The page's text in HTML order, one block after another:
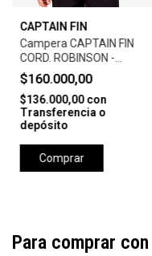
CAPTAIN FIN
Campera CAPTAIN FIN
CORD. ROBINSON -
NEGRO
$160.000,00
$136.000,00con
Transferencia o
depósito
Comprar
Para comprar